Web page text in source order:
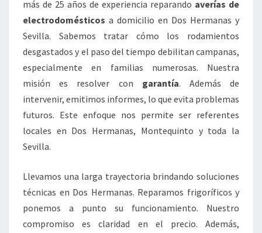
más de 25 años de experiencia reparando averías de
electrodomésticos a domicilio en Dos Hermanas y
Sevilla. Sabemos tratar cómo los rodamientos
desgastados y el paso del tiempo debilitan campanas,
especialmente en familias numerosas. Nuestra
misión es resolver con garantía. Además de
intervenir, emitimos informes, lo que evita problemas
futuros. Este enfoque nos permite ser referentes
locales en Dos Hermanas, Montequinto y toda la
Sevilla.
Llevamos una larga trayectoria brindando soluciones
técnicas en Dos Hermanas. Reparamos frigoríficos y
ponemos a punto su funcionamiento. Nuestro
compromiso es claridad en el precio. Además,